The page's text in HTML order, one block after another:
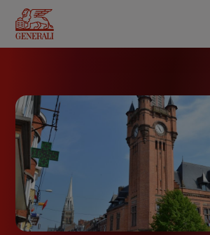
contenu
principal